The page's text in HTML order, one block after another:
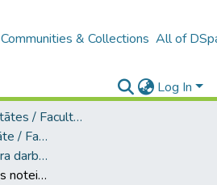
Communities & Collections All of
Log In
B4 – LU fakultātes / Faculties of the UL
A -- Juridiskā fakultāte / Faculty of Law
Bakalaura un maģistra darbi (JF) / Bachelor's and Master's theses
Brīvas preču plūsmas noteikumu attiecināmība uz pakalpojumu sniegšanas brīvību